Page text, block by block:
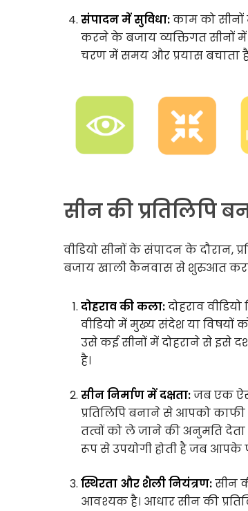
संपादन में सुविधा:काम को सीनों
करने के बजाय व्यक्तिगत सीनों
चरण में समय और प्रयास बचाता
सीन की प्रतिलिपि
वीडियो सीनों के संपादन के दौरान,
बजाय खाली कैनवास से शुरुआत करने
दोहराव की कला:दोहराव
वीडियो में मुख्य संदेश या विषयों
उसे कई सीनों में दोहराने से इसे
है।
सीन निर्माण में दक्षता:जब एक
प्रतिलिपि बनाने से आपको
तत्वों को ले जाने की अनुमति
रूप से उपयोगी होती है जब आपके
स्थिरता और शैली नियंत्रण:सीन
आवश्यक है। आधार सीन की